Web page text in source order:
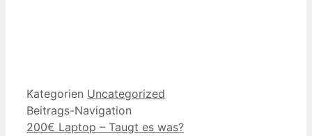
Kategorien Uncategorized
Beitrags-Navigation
200€ Laptop – Taugt es was?